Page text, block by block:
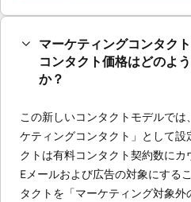
マーケティングコンタク
コンタクト価格はどのよ
か？
この新しいコンタクトモデルで
ケティングコンタクト」として
クトは有料コンタクト契約数に
Eメールおよび広告の対象にする
タクトを「マーケティング対象